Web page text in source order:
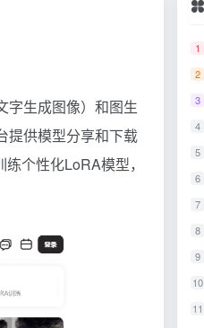
字生成图像）和图生
提供模型分享和下载
个性化LoRA模型，
1
2
3
4
5
6
7
8
9
10
11